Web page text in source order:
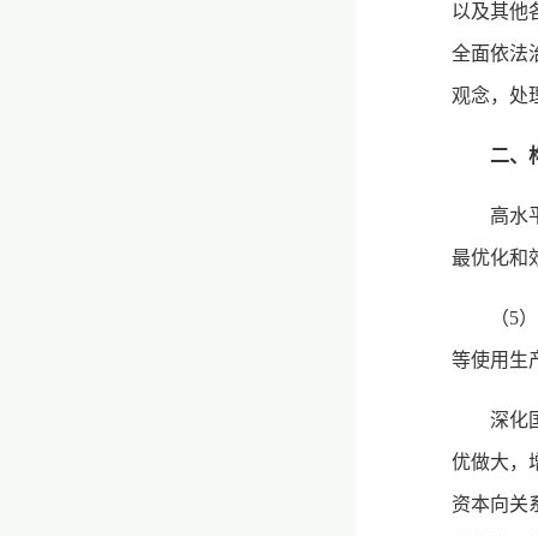
以及其他
全面依法
观念，处
二、
高水
最优化和
（5
等使用生
深化
优做大，
资本向关